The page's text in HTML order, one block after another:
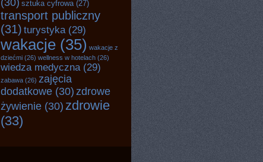
(30) sztuka cyfrowa(27)
transport publiczny
(31) turystyka (29)
wakacje (35) wakacje z
dziećmi (26) wellness w hotelach (26)
wiedza medyczna (29)
zabawa (26) zajęcia
dodatkowe (30) zdrowe
żywienie (30) zdrowie
(33)